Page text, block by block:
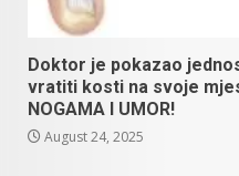
Doktor je pokazao
vratiti kosti na svoje
NOGAMA I UMOR!
August 24, 2025